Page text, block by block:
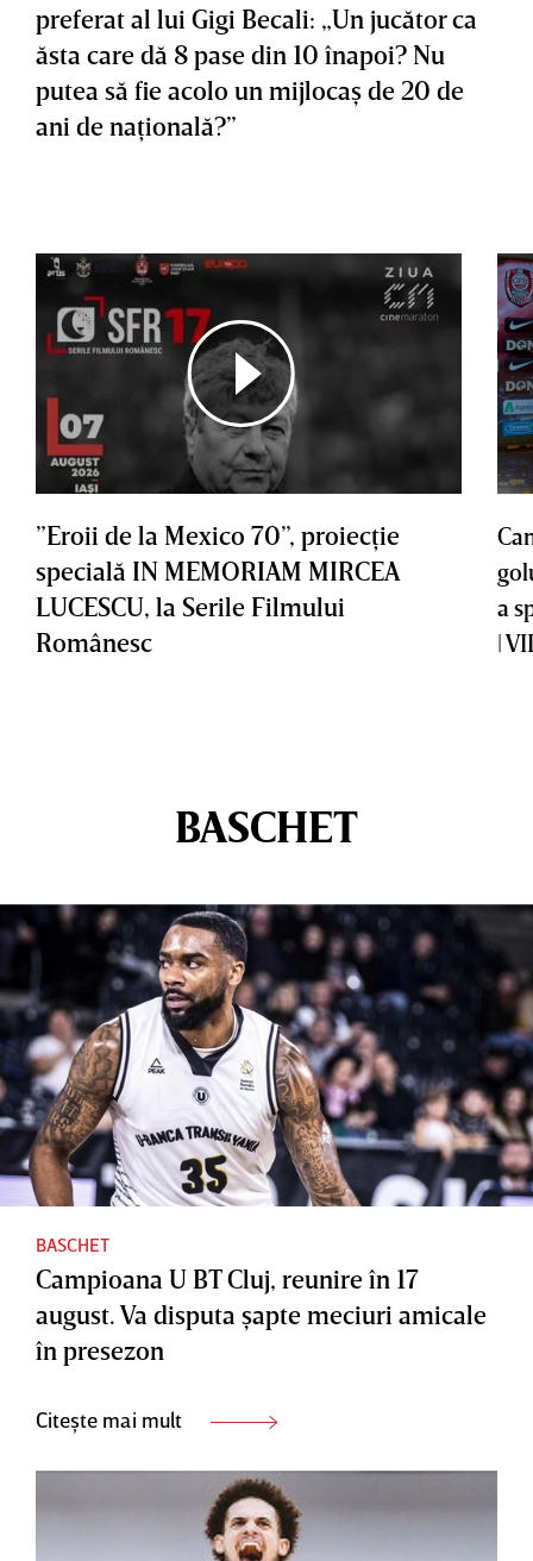
preferat al lui Gigi Becali: „Un jucător ca
ăsta care dă 8 pase din 10 înapoi? Nu
putea să fie acolo un mijlocaş de 20 de
ani de naţională?”
”Eroii de la Mexico 70”, proiecţie
specială IN MEMORIAM MIRCEA
LUCESCU, la Serile Filmului
Românesc
a
|
BASCHET
BASCHET
Campioana U BT Cluj, reunire în 17
august. Va disputa şapte meciuri amicale
în presezon
Citește mai mult